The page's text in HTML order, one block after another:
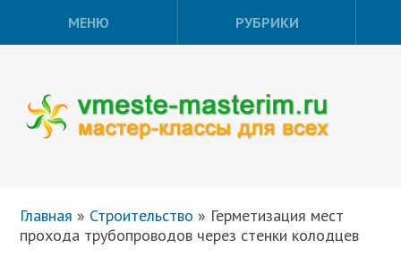
МЕНЮ РУБРИКИ
Главная » Строительство » Герметизация мест
прохода трубопроводов через стенки колодцев